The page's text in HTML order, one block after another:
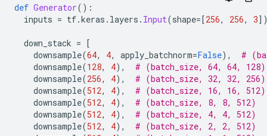
def Generator():
inputs = tf.keras . layers . Input(shape=[256, 256, 3
down_stack = [
downsample(64, 4, apply_batchnorm=False),
#
downsample(128, 4),
# (batch_size, 64, 64, 128)
downsample(256, 4),
# (batch_size, 32, 32, 256)
downsample(512, 4),
# (batch_size, 16, 16, 512)
downsample(512, 4),
# (batch_size, 8, 8, 512)
downsample(512, 4),
# (batch_size, 4, 4, 512)
downsample(512, 4),
# (batch_size, 2, 2, 512)